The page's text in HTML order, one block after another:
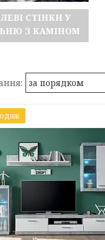
СТІНКИ У
З КАМІНОМ